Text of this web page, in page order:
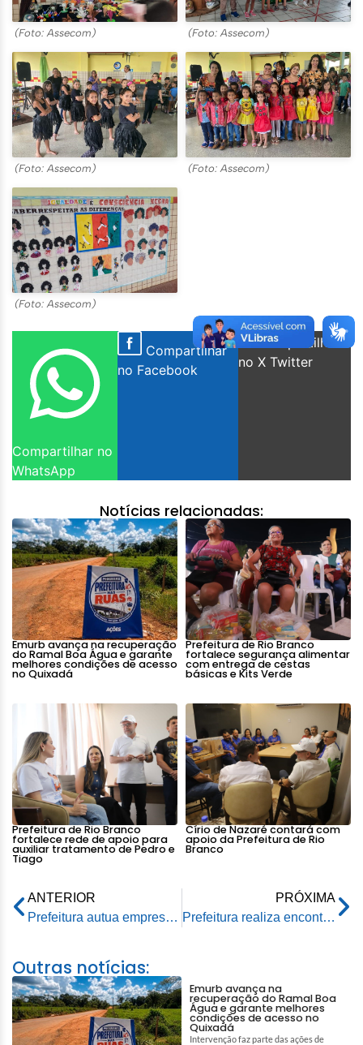
(Foto: Assecom) (Foto: Assecom)
(Foto: Assecom) (Foto: Assecom)
(Foto: Assecom)
Compartilhar no
WhatsApp
Compartilhar
no Facebook
Compartilhar
no X Twitter
Notícias relacionadas:
Emurb avança na recuperação
do Ramal Boa Água e garante
melhores condições de acesso
no Quixadá
Prefeitura de Rio Branco
fortalece segurança alimentar
com entrega de cestas
básicas e Kits Verde
Prefeitura de Rio Branco
fortalece rede de apoio para
auxiliar tratamento de Pedro e
Tiago
Círio de Nazaré contará com
apoio da Prefeitura de Rio
Branco
ANTERIOR
Prefeitura autua empresa que afixava cartazes em muros e postes causando poluição visual
PRÓXIMA
Prefeitura realiza encontro entre idosos usuários do Restaurante Popular e do Centro de Convivência Cosme Morais
Outras notícias:
Emurb avança na
recuperação do Ramal Boa
Água e garante melhores
condições de acesso no
Quixadá
Intervenção faz parte das ações de